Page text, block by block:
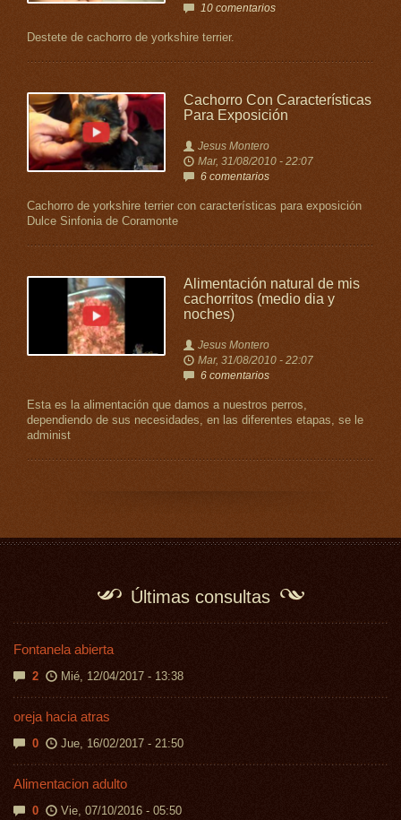
10 comentarios
Destete de cachorro de yorkshire terrier.
Cachorro Con Características
Para Exposición
Jesus Montero
Mar, 31/08/2010 - 22:07
6 comentarios
Cachorro de yorkshire terrier con características para exposición
Dulce Sinfonia de Coramonte
Alimentación natural de mis
cachorritos (medio dia y
noches)
Jesus Montero
Mar, 31/08/2010 - 22:07
6 comentarios
Esta es la alimentación que damos a nuestros perros,
dependiendo de sus necesidades, en las diferentes etapas, se le
administ
Últimas consultas
Fontanela abierta
2 Mié, 12/04/2017 - 13:38
oreja hacia atras
0 Jue, 16/02/2017 - 21:50
Alimentacion adulto
0 Vie, 07/10/2016 - 05:50